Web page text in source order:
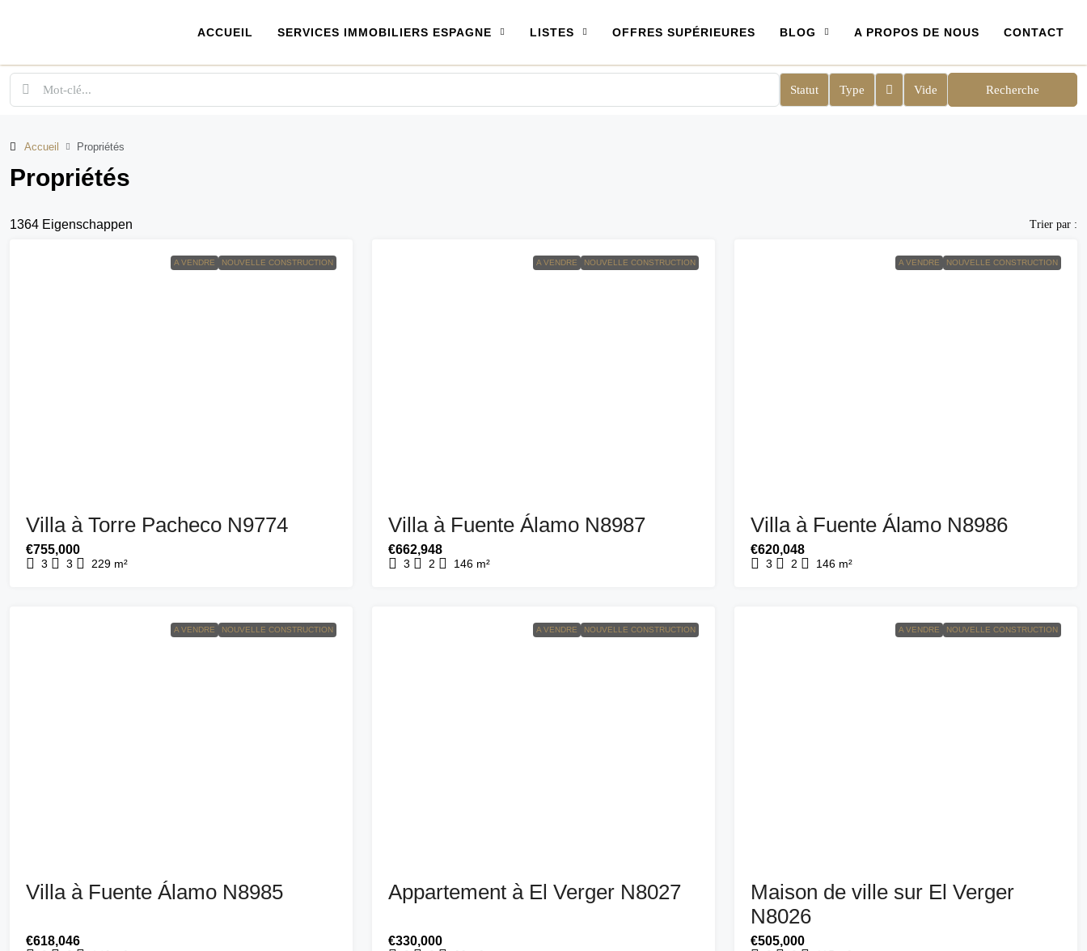
ACCUEIL SERVICES IMMOBILIERS ESPAGNE LISTES OFFRES SUPÉRIEURES BLOG A PROPOS DE NOUS CONTACT
Statut Type Vide Recherche
Accueil Propriétés
Propriétés
1364 Eigenschappen Trier par :
A VENDRE NOUVELLE CONSTRUCTION
Villa à Torre Pacheco N9774
€755,000
3 3 229 m²
A VENDRE NOUVELLE CONSTRUCTION
Villa à Fuente Álamo N8987
€662,948
3 2 146 m²
A VENDRE NOUVELLE CONSTRUCTION
Villa à Fuente Álamo N8986
€620,048
3 2 146 m²
A VENDRE NOUVELLE CONSTRUCTION
Villa à Fuente Álamo N8985
€618,046
A VENDRE NOUVELLE CONSTRUCTION
Appartement à El Verger N8027
€330,000
A VENDRE NOUVELLE CONSTRUCTION
Maison de ville sur El Verger
N8026
€505,000